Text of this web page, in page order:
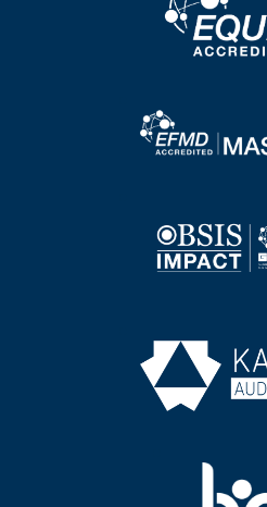
Image
Image
Image
Image